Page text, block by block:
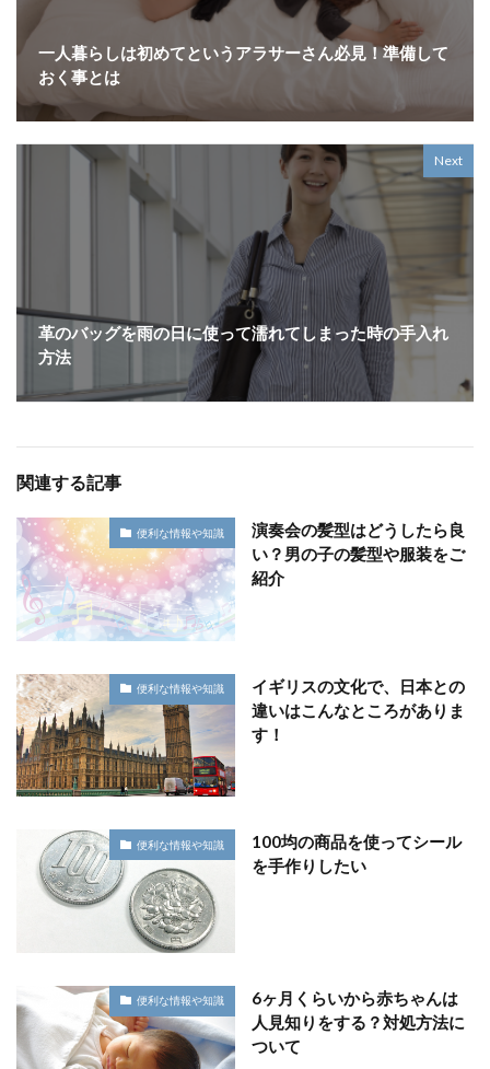
一人暮らしは初めてというアラサーさん必見！準備して
おく事とは
Next
革のバッグを雨の日に使って濡れてしまった時の手入れ
方法
関連する記事
便利な情報や知識
演奏会の髪型はどうしたら良
い？男の子の髪型や服装をご
紹介
便利な情報や知識
イギリスの文化で、日本との
違いはこんなところがありま
す！
便利な情報や知識
100均の商品を使ってシール
を手作りしたい
便利な情報や知識
6ヶ月くらいから赤ちゃんは
人見知りをする？対処方法に
ついて